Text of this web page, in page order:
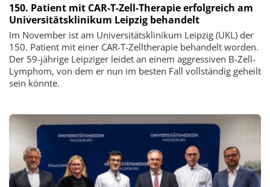
150. Patient mit CAR-T-Zell-Therapie erfolgreich am
Universitätsklinikum Leipzig behandelt
Im November ist am Universitätsklinikum Leipzig (UKL) der
150. Patient mit einer CAR-T-Zelltherapie behandelt worden.
Der 59-jährige Leipziger leidet an einem aggressiven B-Zell-
Lymphom, von dem er nun im besten Fall vollständig geheilt
sein könnte.